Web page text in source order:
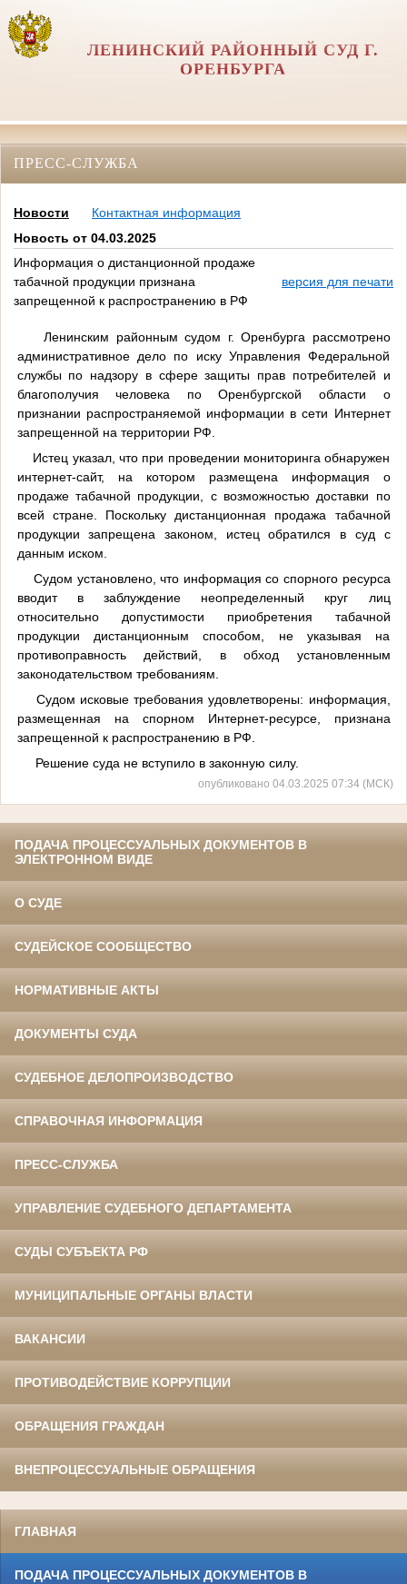
ЛЕНИНСКИЙ РАЙОННЫЙ СУД Г.
ОРЕНБУРГА
ПРЕСС-СЛУЖБА
Новости
Контактная информация
Новость от 04.03.2025
Информация о дистанционной продаже
табачной продукции признана
запрещенной к распространению в РФ
версия для печати
Ленинским районным судом г. Оренбурга рассмотрено
административное дело по иску Управления Федеральной
службы по надзору в сфере защиты прав потребителей и
благополучия человека по Оренбургской области о
признании распространяемой информации в сети Интернет
запрещенной на территории РФ.
Истец указал, что при проведении мониторинга обнаружен
интернет-сайт, на котором размещена информация о
продаже табачной продукции, с возможностью доставки по
всей стране. Поскольку дистанционная продажа табачной
продукции запрещена законом, истец обратился в суд с
данным иском.
Судом установлено, что информация со спорного ресурса
вводит в заблуждение неопределенный круг лиц
относительно допустимости приобретения табачной
продукции дистанционным способом, не указывая на
противоправность действий, в обход установленным
законодательством требованиям.
Судом исковые требования удовлетворены: информация,
размещенная на спорном Интернет-ресурсе, признана
запрещенной к распространению в РФ.
Решение суда не вступило в законную силу.
опубликовано 04.03.2025 07:34 (МСК)
ПОДАЧА ПРОЦЕССУАЛЬНЫХ ДОКУМЕНТОВ В
ЭЛЕКТРОННОМ ВИДЕ
О СУДЕ
СУДЕЙСКОЕ СООБЩЕСТВО
НОРМАТИВНЫЕ АКТЫ
ДОКУМЕНТЫ СУДА
СУДЕБНОЕ ДЕЛОПРОИЗВОДСТВО
СПРАВОЧНАЯ ИНФОРМАЦИЯ
ПРЕСС-СЛУЖБА
УПРАВЛЕНИЕ СУДЕБНОГО ДЕПАРТАМЕНТА
СУДЫ СУБЪЕКТА РФ
МУНИЦИПАЛЬНЫЕ ОРГАНЫ ВЛАСТИ
ВАКАНСИИ
ПРОТИВОДЕЙСТВИЕ КОРРУПЦИИ
ОБРАЩЕНИЯ ГРАЖДАН
ВНЕПРОЦЕССУАЛЬНЫЕ ОБРАЩЕНИЯ
ГЛАВНАЯ
ПОДАЧА ПРОЦЕССУАЛЬНЫХ ДОКУМЕНТОВ В